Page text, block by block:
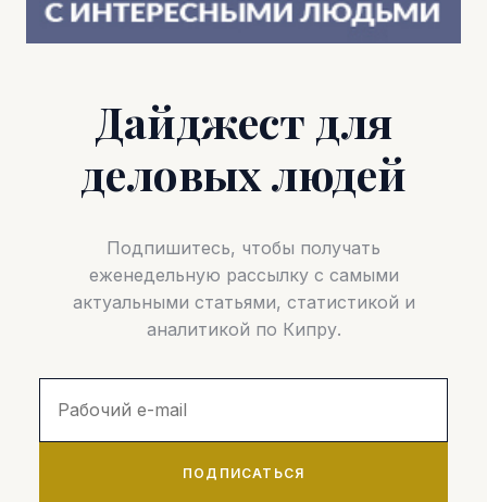
Дайджест для
деловых людей
Подпишитесь, чтобы получать
еженедельную рассылку с самыми
актуальными статьями, статистикой и
аналитикой по Кипру.
ПОДПИСАТЬСЯ